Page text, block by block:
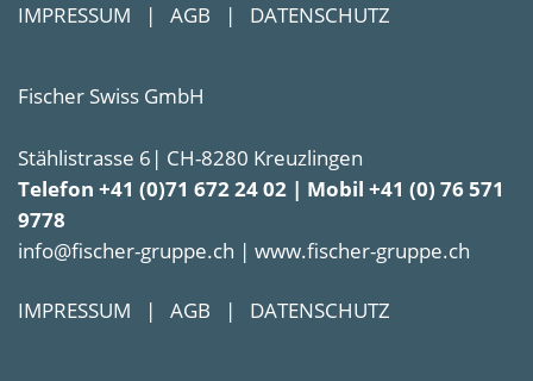
IMPRESSUM | AGB | DATENSCHUTZ
Fischer Swiss GmbH
Stählistrasse 6| CH-8280 Kreuzlingen
Telefon +41 (0)71 672 24 02 | Mobil +41 (0) 76 571
9778
info@fischer-gruppe.ch | www.fischer-gruppe.ch
IMPRESSUM | AGB | DATENSCHUTZ